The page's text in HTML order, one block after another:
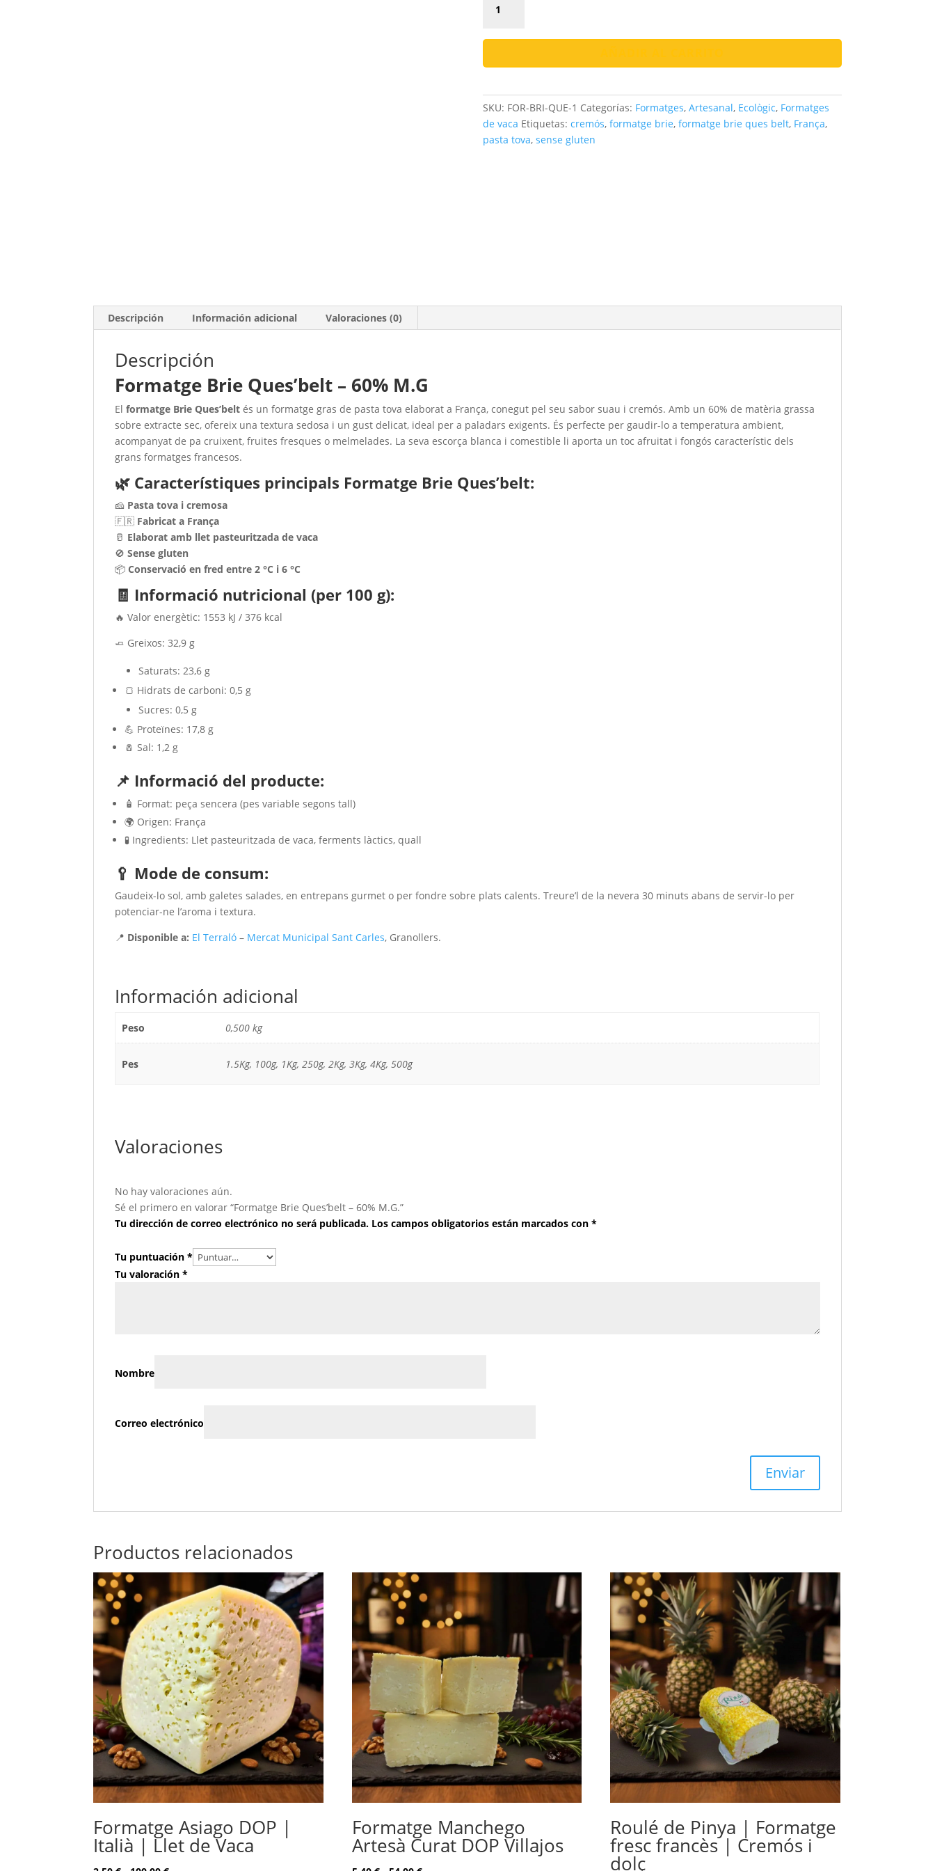
Brie
–
60%
cantidad
SKU: FOR-BRI-QUE-1 Categorías: Formatges, Artesanal, Ecològic, Formatges
de vaca Etiquetas: cremós, formatge brie, formatge brie ques belt, França,
pasta tova, sense gluten
Descripción Información adicional Valoraciones (0)
Descripción
Formatge Brie Ques’belt – 60% M.G
Elformatge Brie Ques’belt és un formatge gras de pasta tova elaborat a França, conegut pel seu sabor suau i cremós. Amb un 60% de matèria grassa
sobre extracte sec, ofereix una textura sedosa i un gust delicat, ideal per a paladars exigents. És perfecte per gaudir-lo a temperatura ambient,
acompanyat de pa cruixent, fruites fresques o melmelades. La seva escorça blanca i comestible li aporta un toc afruitat i fongós característic dels
grans formatges francesos.
🌿 Característiques principals Formatge Brie Ques’belt:
🧀 Pasta tova i cremosa
🇫🇷 Fabricat a França
🥛 Elaborat amb llet pasteuritzada de vaca
🚫Sense gluten
📦Conservació en fred entre 2 °C i 6 °C
🧾 Informació nutricional (per 100 g):
🔥 Valor energètic: 1553 kJ / 376 kcal
🧈 Greixos: 32,9 g
Saturats: 23,6 g
🍞 Hidrats de carboni: 0,5 g
Sucres: 0,5 g
💪 Proteïnes: 17,8 g
🧂 Sal: 1,2 g
📌 Informació del producte:
🧴 Format: peça sencera (pes variable segons tall)
🌍 Origen: França
🧪 Ingredients: Llet pasteuritzada de vaca, ferments làctics, quall
🥄 Mode de consum:
Gaudeix-lo sol, amb galetes salades, en entrepans gurmet o per fondre sobre plats calents. Treure’l de la nevera 30 minuts abans de servir-lo per
potenciar-ne l’aroma i textura.
📍 Disponible a: El Terraló – Mercat Municipal Sant Carles, Granollers.
Información adicional
Peso 0,500 kg
Pes 1.5Kg, 100g, 1Kg, 250g, 2Kg, 3Kg, 4Kg, 500g
Valoraciones
No hay valoraciones aún.
Sé el primero en valorar “Formatge Brie Ques’belt – 60% M.G.”
Tu dirección de correo electrónico no será publicada. Los campos obligatorios están marcados con*
Tu puntuación*
Tu valoración*
Nombre
Correo electrónico
Productos relacionados
Formatge Asiago DOP |
Italià | Llet de Vaca
Formatge Manchego
Artesà Curat DOP Villajos
Roulé de Pinya | Formatge
fresc francès | Cremós i
dolç